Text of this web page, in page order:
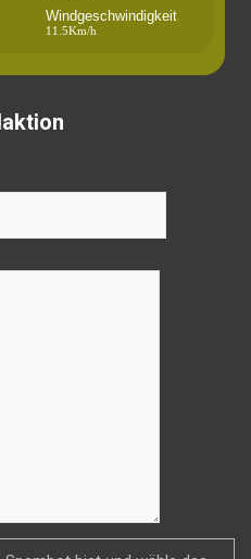
Windgeschwindigkeit
11.5Km/h